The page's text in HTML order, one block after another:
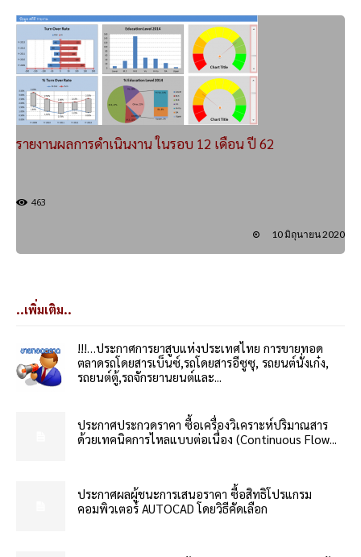
รายงานผลการดำเนินงาน ในรอบ 12 เดือน ปี 62
463
10 มิถุนายน 2020
..เพิ่มเติม..
!!!…ประกาศการยาสูบแห่งประเทศไทย การขายทอด
ตลาดรถโดยสารเบ็นซ์,รถโดยสารอีซูซุ, รถยนต์นั่งเก๋ง,
รถยนต์ตู้,รถจักรยานยนต์และ...
ประกาศประกวดราคา ซื้อเครื่องวิเคราะห์ปริมาณสาร
ด้วยเทคนิคการไหลแบบต่อเนื่อง (Continuous Flow...
ประกาศผลผู้ชนะการเสนอราคา ซื้อสิทธิโปรแกรม
คอมพิวเตอร์ AUTOCAD โดยวิธีคัดเลือก